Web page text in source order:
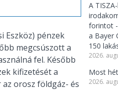
Eszköz) pénzek
megcsúszott a
fel. Később
kifizetését a
orosz földgáz- és
A
forintot -
a Bayer
150
2026.
Most
2026.